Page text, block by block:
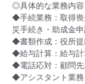
◎具体的な業務内容
◆手続業務：取得喪
災手続き・助成金
◆書類作成：役所提
◆給与計算：給与
◆電話応対：顧問先
◆アシスタント業務